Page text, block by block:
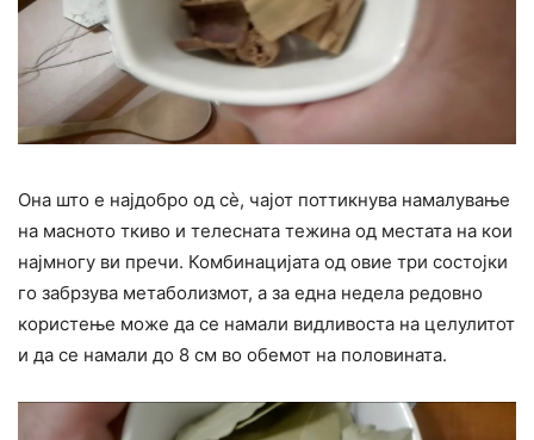
Она што е најдобро од сè, чајот поттикнува намалување
на масното ткиво и телесната тежина од местата на кои
најмногу ви пречи. Комбинацијата од овие три состојки
го забрзува метаболизмот, а за една недела редовно
користење може да се намали видливоста на целулитот
и да се намали до 8 см во обемот на половината.